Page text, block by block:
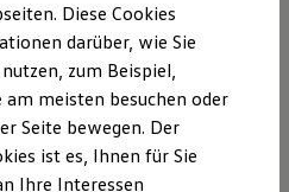
Data
Updates
und Sicherheitssysteme
und Ölverdünnung
(
Register Nr. D-RQLG-
für das öst­li­che
Diese Cookies
darüber, wie Sie
zum Beispiel,
am meisten besuchen oder
Seite bewegen. Der
ist es, Ihnen für Sie
Ihre Interessen